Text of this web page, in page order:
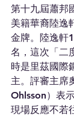
第十九屆蕭邦
美籍華裔陸逸
金牌。陸逸軒
名，這次「二
時是里茲國際
主。評審主席
Ohlsson）表
現場反應不若